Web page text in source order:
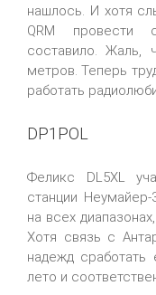
нашлось. И хотя
QRM провести
составило. Жаль,
метров. Теперь
работать
DP1POL
Феликс DL5XL
станции
на всех
Хотя связь с
надежд
лето и